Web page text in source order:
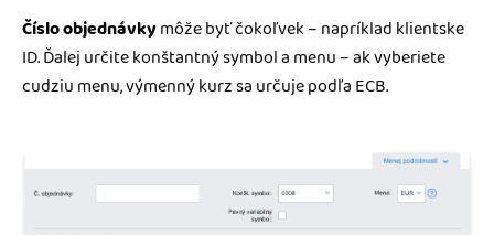
Číslo objednávkymôže byť čokoľvek – napríklad klientske
ID. Ďalej určite konštantný symbol a menu – ak vyberiete
cudziu menu, výmenný kurz sa určuje podľa ECB.